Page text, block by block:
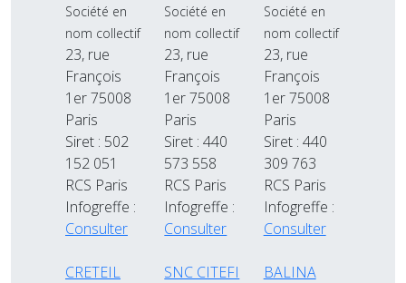
Société en
nom collectif
23, rue
François
1er 75008
Paris
Siret : 502
152 051
RCS Paris
Infogreffe :
Consulter
Société en
nom collectif
23, rue
François
1er 75008
Paris
Siret : 440
573 558
RCS Paris
Infogreffe :
Consulter
Société en
nom collectif
23, rue
François
1er 75008
Paris
Siret : 440
309 763
RCS Paris
Infogreffe :
Consulter
CRETEIL
SNC CITEFI BALINA